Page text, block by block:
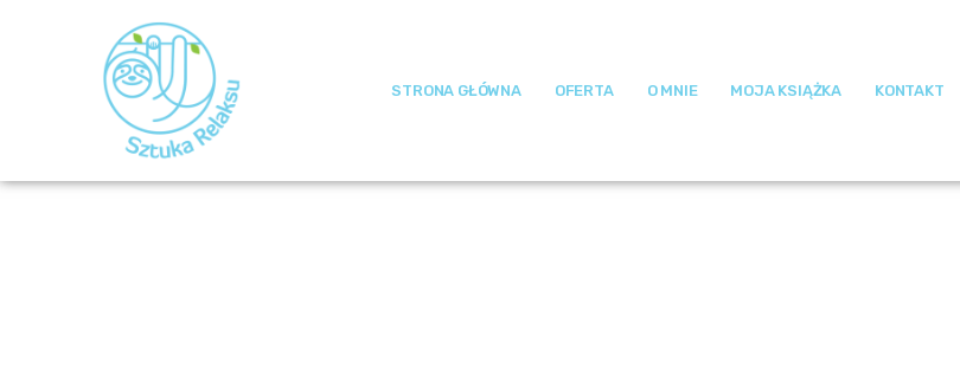
STRONA GŁÓWNA OFERTA O MNIE MOJA KSIĄŻKA KONTAKT